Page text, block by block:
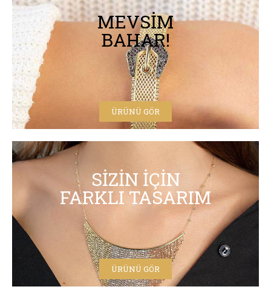
MEVSIM
BAHAR!
ÜRÜNÜ GÖR
SIZIN İÇIN
FARKLI TASARIM
ÜRÜNÜ GÖR